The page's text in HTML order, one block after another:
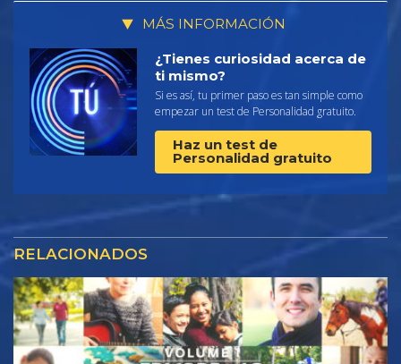
MÁS INFORMACIÓN
¿Tienes curiosidad acerca de
ti mismo?
Si es así, tu primer paso es tan simple como
empezar un test de Personalidad gratuito.
Haz un test de
Personalidad gratuito
RELACIONADOS